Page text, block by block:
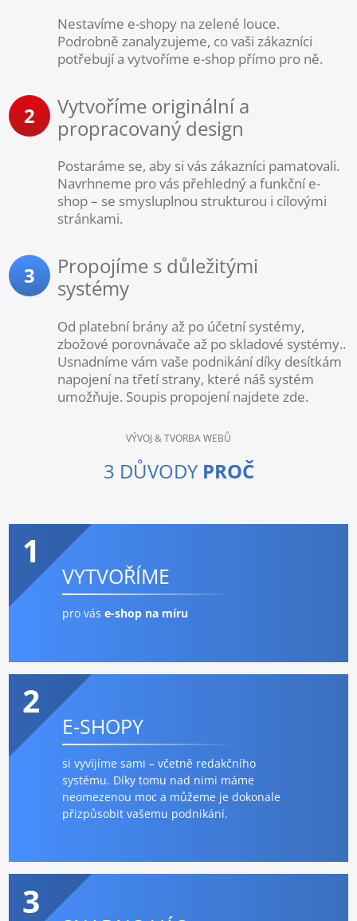
Nestavíme e-shopy na zelené louce.
Podrobně zanalyzujeme, co vaši zákazníci
potřebují a vytvoříme e-shop přímo pro ně.
2
Vytvoříme originální a
propracovaný design
Postaráme se, aby si vás zákazníci pamatovali.
Navrhneme pro vás přehledný a funkční e-
shop – se smysluplnou strukturou i cílovými
stránkami.
3
Propojíme s důležitými
systémy
Od platební brány až po účetní systémy,
zbožové porovnávače až po skladové systémy..
Usnadníme vám vaše podnikání díky desítkám
napojení na třetí strany, které náš systém
umožňuje. Soupis propojení najdete zde.
VÝVOJ & TVORBA WEBŮ
3 DŮVODY PROČ
1
VYTVOŘÍME
pro váse-shop na míru
2
E-SHOPY
si vyvíjíme sami – včetně redakčního
systému. Díky tomu nad nimi máme
neomezenou moc a můžeme je dokonale
přizpůsobit vašemu podnikání.
3